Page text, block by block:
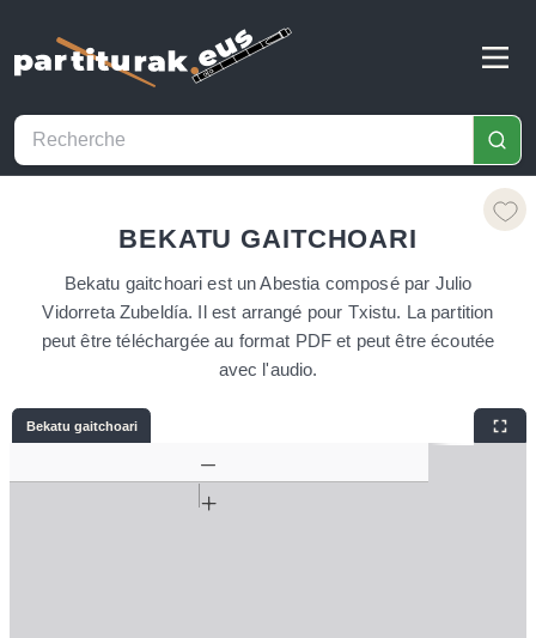
BEKATU GAITCHOARI
Bekatu gaitchoari est un Abestia composé par Julio
Vidorreta Zubeldía. Il est arrangé pour Txistu. La partition
peut être téléchargée au format PDF et peut être écoutée
avec l'audio.
Bekatu gaitchoari